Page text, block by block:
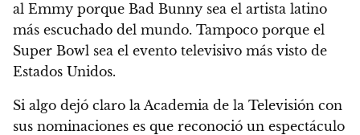
al Emmy porque Bad Bunny sea el artista latino
más escuchado del mundo. Tampoco porque el
Super Bowl sea el evento televisivo más visto de
Estados Unidos.
Si algo dejó claro la Academia de la Televisión con
sus nominaciones es que reconoció un espectáculo